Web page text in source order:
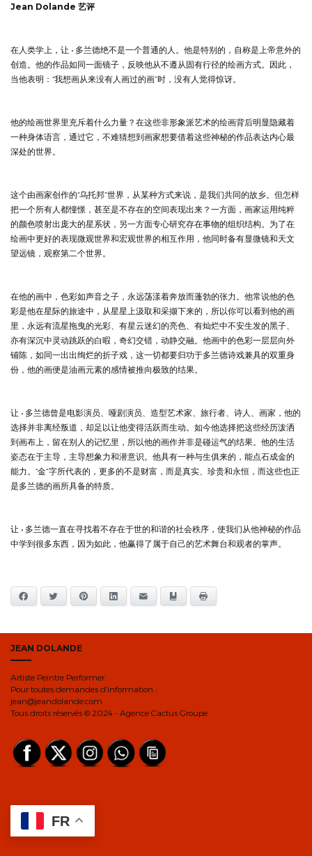
Jean Dolande 艺评
在人类学上，让 • 多兰德绝不是一个普通的人。他是特别的，自称是上帝意外的
创造。他的作品如同一面镜子，反映他从不遵从固有行径的绘画方式。因此，
当他表明：“我想画从来没有人画过的画”时，没有人觉得惊讶。
他的绘画世界里充斥着什么力量？在这些非形象派艺术的绘画背后明显隐藏着
一种身体语言，通过它，不难猜想到画家想要借着这些神秘的作品表达内心最
深处的世界。
这个由画家创作的“乌托邦”世界，从某种方式来说，是我们共同的故乡。但怎样
把一个所有人都憧憬，甚至是不存在的空间表现出来？一方面，画家运用纯粹
的颜色喷射出庞大的星系状，另一方面专心研究存在事物的组织结构。为了在
绘画中更好的表现微观世界和宏观世界的相互作用，他同时备有显微镜和天文
望远镜，观察第二个世界。
在他的画中，色彩如声音之子，永远荡漾着奔放而蓬勃的张力。他常说他的色
彩是他在星际的旅途中，从星星上汲取和采撷下来的，所以你可以看到他的画
里，永远有流星拖曳的光彩、有星云迷幻的亮色、有灿烂中不安生发的黑子、
亦有深沉中灵动跳跃的白暇，奇幻交错，动静交融。他画中的色彩一层层向外
铺陈，如同一出出绚烂的折子戏，这一切都要归功于多兰德诗戏兼具的双重身
份，他的画便是油画元素的感情被推向极致的结果。
让 • 多兰德曾是电影演员、哑剧演员、造型艺术家、旅行者、诗人、画家，他的
选择并非离经叛道，却足以让他变得活跃而生动。如今他选择把这些经历泼洒
到画布上，留在别人的记忆里，所以他的画作并非是碰运气的结果。他的生活
姿态在于主导，主导想象力和潜意识。他具有一种与生俱来的，能点石成金的
能力。“金”字所代表的，更多的不是财富，而是真实、珍贵和永恒，而这些也正
是多兰德的画所具备的特质。
让 • 多兰德一直在寻找着不存在于世的和谐的社会秩序，使我们从他神秘的作品
中学到很多东西，因为如此，他赢得了属于自己的艺术舞台和观者的掌声。
Facebook Twitter Pinterest LinkedIn E-mail Ajouter aux favoris
JEAN DOLANDE
Artiste Peintre Performer
Pour toutes demandes d’information :
jean@jeandolande.com
Tous droits réservés © 2024 - Agence Cactus Groupe
FR